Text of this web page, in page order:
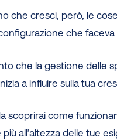
che cresci, però, le
che
che la gestione delle
a influire sulla tua
scoprirai come
all’altezza delle tue